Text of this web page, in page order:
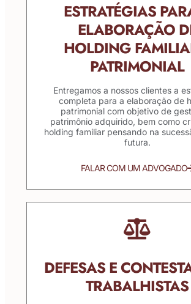
ESTRATÉGIAS
ELABORAÇÃO
HOLDING
PATRIMONIAL
Entregamos a nossos clientes a
completa para a elaboração de
patrimonial com objetivo de
patrimônio adquirido, bem como
holding familiar pensando na
futura.
FALAR COM UM ADVOGADO
DEFESAS E
TRABALHISTAS